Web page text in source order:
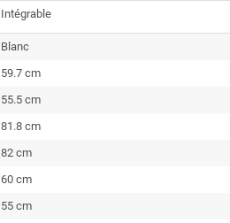
Intégrable
Blanc
59.7 cm
55.5 cm
81.8 cm
82 cm
60 cm
55 cm